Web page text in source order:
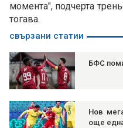
момента", подчерта
тогава.
свързани статии
БФС
Нов
още